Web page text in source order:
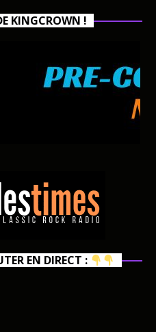
KINGCROWN !
EN DIRECT :